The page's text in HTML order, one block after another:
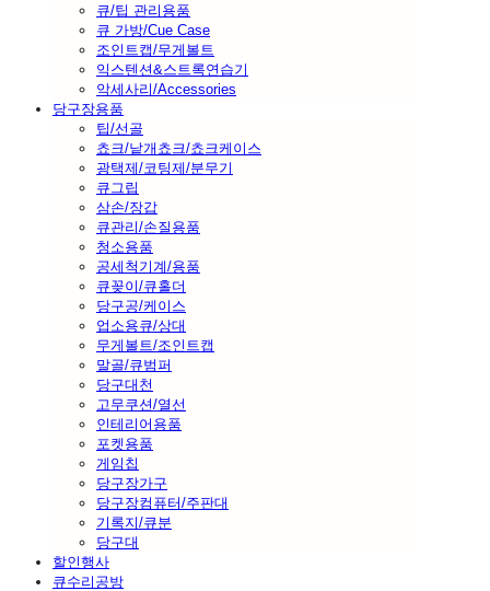
큐/팁 관리용품
큐 가방/Cue Case
조인트캡/무게볼트
익스텐션&스트록연습기
악세사리/Accessories
당구장용품
팁/선골
쵸크/낱개쵸크/쵸크케이스
광택제/코팅제/분무기
큐그립
삼손/장갑
큐관리/손질용품
청소용품
공세척기계/용품
큐꽂이/큐홀더
당구공/케이스
업소용큐/상대
무게볼트/조인트캡
말골/큐범퍼
당구대천
고무쿠션/열선
인테리어용품
포켓용품
게임칩
당구장가구
당구장컴퓨터/주판대
기록지/큐분
당구대
할인행사
큐수리공방